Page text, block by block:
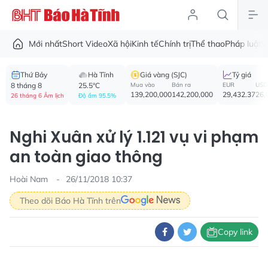
Mới nhấtShort VideoXã hộiKinh tếChính trịThể thaoPháp luật
Thứ Bảy
8 tháng 8
26 tháng 6 Âm lịch
Hà Tĩnh
25.5°C
Độ ẩm 95.5%
Giá vàng (SJC)
Mua vào
139,200,000
Bán ra
142,200,000
Tỷ giá
EUR
29,432.37
USD
Nghi Xuân xử lý 1.121 vụ vi phạm
an toàn giao thông
Hoài Nam
26/11/2018 10:37
Theo dõi Báo Hà Tĩnh trên
Copy link